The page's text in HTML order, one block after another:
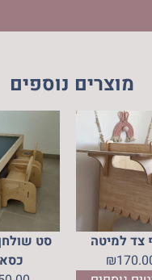
מוצרים נוספים
מדף צד למיטה